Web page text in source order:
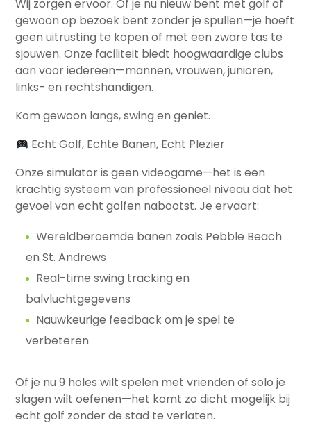
Wij zorgen ervoor. Of je nu nieuw bent met golf of
gewoon op bezoek bent zonder je spullen—je hoeft
geen uitrusting te kopen of met een zware tas te
sjouwen. Onze faciliteit biedt hoogwaardige clubs
aan voor iedereen—mannen, vrouwen, junioren,
links- en rechtshandigen.
Kom gewoon langs, swing en geniet.
Echt Golf, Echte Banen, Echt Plezier
Onze simulator is geen videogame—het is een
krachtig systeem van professioneel niveau dat het
gevoel van echt golfen nabootst. Je ervaart:
Wereldberoemde banen zoals Pebble Beach
en St. Andrews
Real-time swing tracking en
balvluchtgegevens
Nauwkeurige feedback om je spel te
verbeteren
Of je nu 9 holes wilt spelen met vrienden of solo je
slagen wilt oefenen—het komt zo dicht mogelijk bij
echt golf zonder de stad te verlaten.